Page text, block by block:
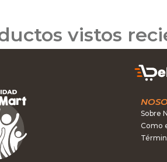
vistos
Sobre
Como